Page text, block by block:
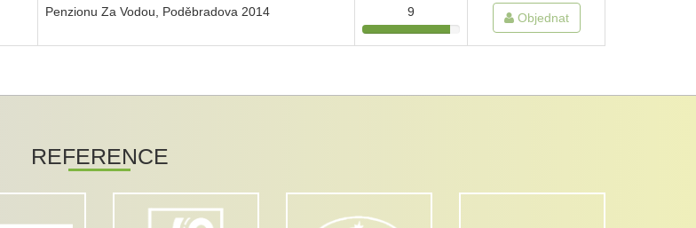
Penzionu Za Vodou, Poděbradova 2014 9 Objednat
REFERENCE